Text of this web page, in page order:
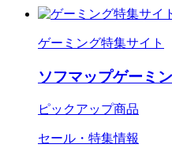
ゲーミング特集サイト
ソフマップゲーミ
ピックアップ商品
セール・特集情報